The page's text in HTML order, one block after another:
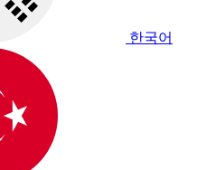
한국어